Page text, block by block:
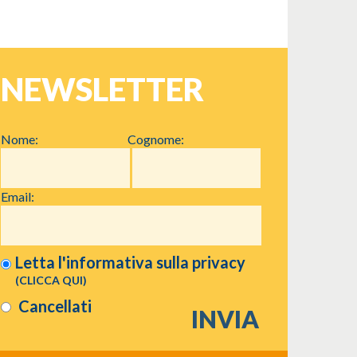
NEWSLETTER
Nome: Cognome:
Email:
Letta l'informativa sulla privacy
(CLICCA QUI)
Cancellati